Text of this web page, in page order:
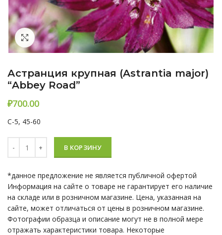
Нажмите, чтобы увеличить
Астранция крупная (Astrantia major)
“Abbey Road”
₽
C-5, 45-60
В КОРЗИНУ
*данное предложение не является публичной офертой
Информация на сайте о товаре не гарантирует его наличие
на складе или в розничном магазине. Цена, указанная на
сайте, может отличаться от цены в розничном магазине.
Фотографии образца и описание могут не в полной мере
отражать характеристики товара. Некоторые